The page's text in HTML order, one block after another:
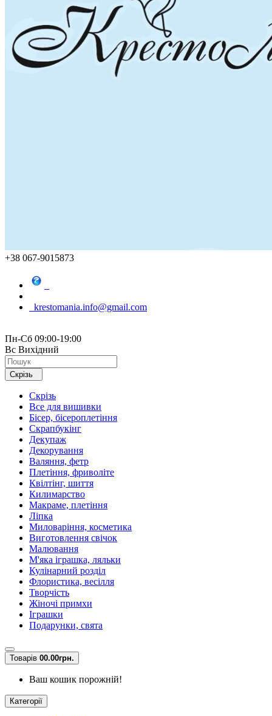
+38 067-9015873
krestomania.info@gmail.com
Пн-Сб 09:00-19:00
Вс Вихідний
Скрізь
Скрізь
Все для вишивки
Бісер, бісероплетіння
Скрапбукінг
Декупаж
Декорування
Валяння, фетр
Плетіння, фриволіте
Квілтінг, шиття
Килимарство
Макраме, плетіння
Ліпка
Миловаріння, косметика
Виготовлення свічок
Малювання
М'яка іграшка, ляльки
Кулінарний розділ
Флористика, весілля
Творчість
Жіночі примхи
Іграшки
Подарунки, свята
Товарів 00.00грн.
Ваш кошик порожній!
Категорії